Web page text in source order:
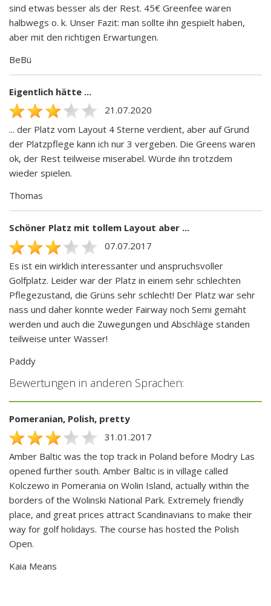
sind etwas besser als der Rest. 45€ Greenfee waren
halbwegs o. k. Unser Fazit: man sollte ihn gespielt haben,
aber mit den richtigen Erwartungen.
BeBü
Eigentlich hätte ...
21.07.2020
... der Platz vom Layout 4 Sterne verdient, aber auf Grund
der Platzpflege kann ich nur 3 vergeben. Die Greens waren
ok, der Rest teilweise miserabel. Würde ihn trotzdem
wieder spielen.
Thomas
Schöner Platz mit tollem Layout aber ...
07.07.2017
Es ist ein wirklich interessanter und anspruchsvoller
Golfplatz. Leider war der Platz in einem sehr schlechten
Pflegezustand, die Grüns sehr schlecht! Der Platz war sehr
nass und daher konnte weder Fairway noch Semi gemäht
werden und auch die Zuwegungen und Abschläge standen
teilweise unter Wasser!
Paddy
Bewertungen in anderen Sprachen:
Pomeranian, Polish, pretty
31.01.2017
Amber Baltic was the top track in Poland before Modry Las
opened further south. Amber Baltic is in village called
Kolczewo in Pomerania on Wolin Island, actually within the
borders of the Wolinski National Park. Extremely friendly
place, and great prices attract Scandinavians to make their
way for golf holidays. The course has hosted the Polish
Open.
Kaia Means